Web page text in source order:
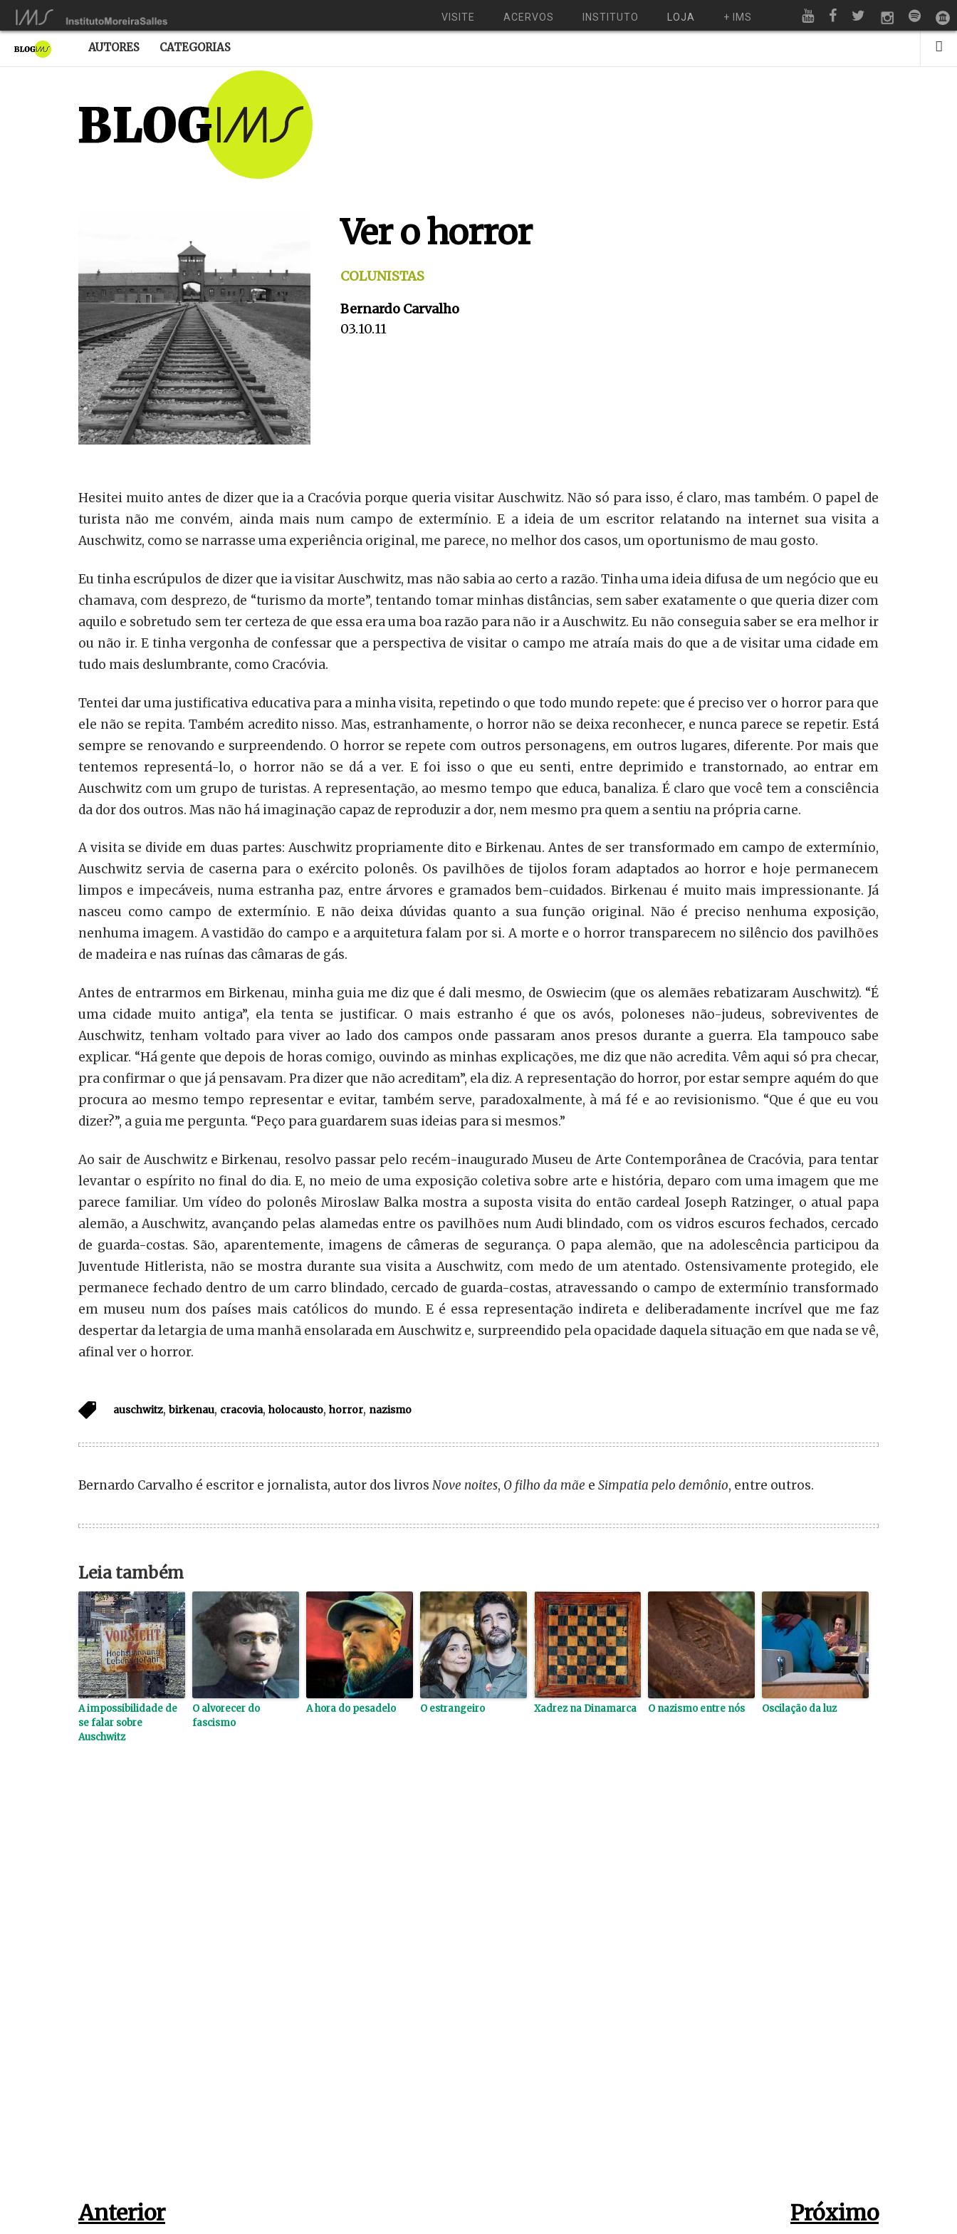
VISITE ACERVOS INSTITUTO LOJA + IMS
AUTORES CATEGORIAS
Ver o horror
COLUNISTAS
Bernardo Carvalho
03.10.11
Hesitei muito antes de dizer que ia a Cracóvia porque queria visitar Auschwitz. Não só para isso, é claro, mas também. O papel de
turista não me convém, ainda mais num campo de extermínio. E a ideia de um escritor relatando na internet sua visita a
Auschwitz, como se narrasse uma experiência original, me parece, no melhor dos casos, um oportunismo de mau gosto.
Eu tinha escrúpulos de dizer que ia visitar Auschwitz, mas não sabia ao certo a razão. Tinha uma ideia difusa de um negócio que eu
chamava, com desprezo, de “turismo da morte”, tentando tomar minhas distâncias, sem saber exatamente o que queria dizer com
aquilo e sobretudo sem ter certeza de que essa era uma boa razão para não ir a Auschwitz. Eu não conseguia saber se era melhor ir
ou não ir. E tinha vergonha de confessar que a perspectiva de visitar o campo me atraía mais do que a de visitar uma cidade em
tudo mais deslumbrante, como Cracóvia.
Tentei dar uma justificativa educativa para a minha visita, repetindo o que todo mundo repete: que é preciso ver o horror para que
ele não se repita. Também acredito nisso. Mas, estranhamente, o horror não se deixa reconhecer, e nunca parece se repetir. Está
sempre se renovando e surpreendendo. O horror se repete com outros personagens, em outros lugares, diferente. Por mais que
tentemos representá-lo, o horror não se dá a ver. E foi isso o que eu senti, entre deprimido e transtornado, ao entrar em
Auschwitz com um grupo de turistas. A representação, ao mesmo tempo que educa, banaliza. É claro que você tem a consciência
da dor dos outros. Mas não há imaginação capaz de reproduzir a dor, nem mesmo pra quem a sentiu na própria carne.
A visita se divide em duas partes: Auschwitz propriamente dito e Birkenau. Antes de ser transformado em campo de extermínio,
Auschwitz servia de caserna para o exército polonês. Os pavilhões de tijolos foram adaptados ao horror e hoje permanecem
limpos e impecáveis, numa estranha paz, entre árvores e gramados bem-cuidados. Birkenau é muito mais impressionante. Já
nasceu como campo de extermínio. E não deixa dúvidas quanto a sua função original. Não é preciso nenhuma exposição,
nenhuma imagem. A vastidão do campo e a arquitetura falam por si. A morte e o horror transparecem no silêncio dos pavilhões
de madeira e nas ruínas das câmaras de gás.
Antes de entrarmos em Birkenau, minha guia me diz que é dali mesmo, de Oswiecim (que os alemães rebatizaram Auschwitz). “É
uma cidade muito antiga”, ela tenta se justificar. O mais estranho é que os avós, poloneses não-judeus, sobreviventes de
Auschwitz, tenham voltado para viver ao lado dos campos onde passaram anos presos durante a guerra. Ela tampouco sabe
explicar. “Há gente que depois de horas comigo, ouvindo as minhas explicações, me diz que não acredita. Vêm aqui só pra checar,
pra confirmar o que já pensavam. Pra dizer que não acreditam”, ela diz. A representação do horror, por estar sempre aquém do que
procura ao mesmo tempo representar e evitar, também serve, paradoxalmente, à má fé e ao revisionismo. “Que é que eu vou
dizer?”, a guia me pergunta. “Peço para guardarem suas ideias para si mesmos.”
Ao sair de Auschwitz e Birkenau, resolvo passar pelo recém-inaugurado Museu de Arte Contemporânea de Cracóvia, para tentar
levantar o espírito no final do dia. E, no meio de uma exposição coletiva sobre arte e história, deparo com uma imagem que me
parece familiar. Um vídeo do polonês Miroslaw Balka mostra a suposta visita do então cardeal Joseph Ratzinger, o atual papa
alemão, a Auschwitz, avançando pelas alamedas entre os pavilhões num Audi blindado, com os vidros escuros fechados, cercado
de guarda-costas. São, aparentemente, imagens de câmeras de segurança. O papa alemão, que na adolescência participou da
Juventude Hitlerista, não se mostra durante sua visita a Auschwitz, com medo de um atentado. Ostensivamente protegido, ele
permanece fechado dentro de um carro blindado, cercado de guarda-costas, atravessando o campo de extermínio transformado
em museu num dos países mais católicos do mundo. E é essa representação indireta e deliberadamente incrível que me faz
despertar da letargia de uma manhã ensolarada em Auschwitz e, surpreendido pela opacidade daquela situação em que nada se vê,
afinal ver o horror.
auschwitz,birkenau, cracovia,holocausto,horror, nazismo
Bernardo Carvalho é escritor e jornalista, autor dos livros Nove noites, O filho da mãe e Simpatia pelo demônio, entre outros.
Leia também
A impossibilidade de
se falar sobre
Auschwitz
O alvorecer do
fascismo
A hora do pesadelo O estrangeiro Xadrez na Dinamarca O nazismo entre nós Oscilação da luz
Anterior Próximo